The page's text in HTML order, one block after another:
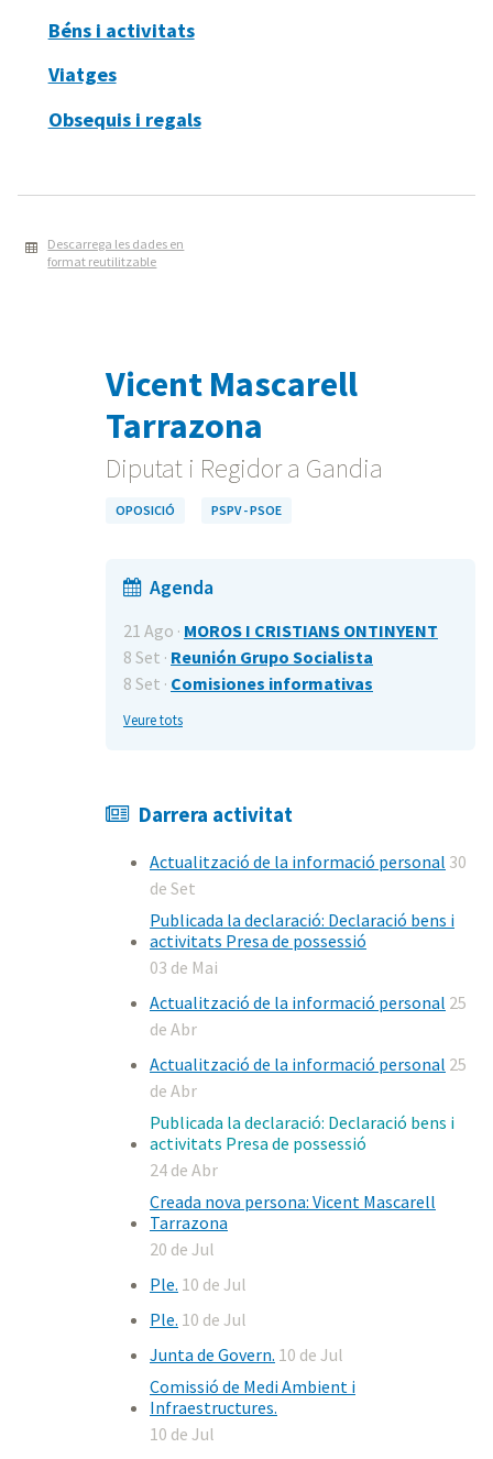
Béns i activitats
Viatges
Obsequis i regals
Descarrega les dades en
format reutilitzable
Vicent Mascarell
Tarrazona
Diputat i Regidor a Gandia
OPOSICIÓ PSPV - PSOE
Agenda
21 Ago · MOROS I CRISTIANS ONTINYENT
8 Set · Reunión Grupo Socialista
8 Set · Comisiones informativas
Veure tots
Darrera activitat
Actualització de la informació personal 30
de Set
Publicada la declaració: Declaració bens i
activitats Presa de possessió
03 de Mai
Actualització de la informació personal 25
de Abr
Actualització de la informació personal 25
de Abr
Publicada la declaració: Declaració bens i
activitats Presa de possessió
24 de Abr
Creada nova persona: Vicent Mascarell
Tarrazona
20 de Jul
Ple. 10 de Jul
Ple. 10 de Jul
Junta de Govern. 10 de Jul
Comissió de Medi Ambient i
Infraestructures.
10 de Jul